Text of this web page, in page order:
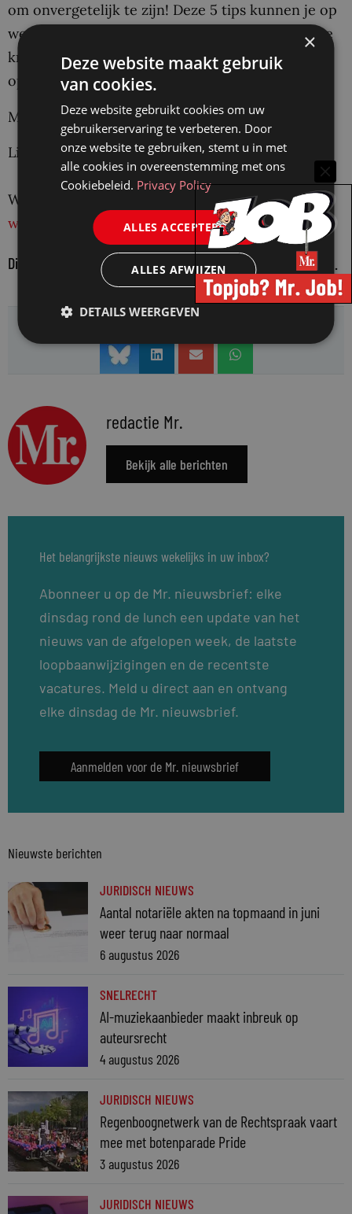
om onvergetelijk te zijn! Deze 5 tips kunnen je op
weg helpen om meer mond-tot-mondreclame te
krijgen en mooie opdrachten voor je bedrijf
opleveren.
Missie geslaagd!
Linda Groeneveld
Webdesigner voor boutique kantoren
www.studiosoaked.nl
Dit bericht valt buiten de redactionele verantwoordelijkheid.
Delen:
redactie Mr.
Bekijk alle berichten
Het belangrijkste nieuws wekelijks in uw inbox?
Abonneer u op de Mr. nieuwsbrief: elke
dinsdag rond de lunch een update van het
nieuws van de afgelopen week, de laatste
loopbaanwijzigingen en de recentste
vacatures. Meld u direct aan en ontvang
elke dinsdag de Mr. nieuwsbrief.
Aanmelden voor de Mr. nieuwsbrief
Nieuwste berichten
JURIDISCH NIEUWS
Aantal notariële akten na topmaand in juni
weer terug naar normaal
6 augustus 2026
SNELRECHT
AI-muziekaanbieder maakt inbreuk op
auteursrecht
4 augustus 2026
JURIDISCH NIEUWS
Regenboognetwerk van de Rechtspraak vaart
mee met botenparade Pride
3 augustus 2026
JURIDISCH NIEUWS
×
Deze website maakt gebruik
van cookies.
Deze website gebruikt cookies om uw
gebruikerservaring te verbeteren. Door
onze website te gebruiken, stemt u in met
alle cookies in overeenstemming met ons
Cookiebeleid. Privacy Policy
ALLES ACCEPTEREN
ALLES AFWIJZEN
DETAILS WEERGEVEN